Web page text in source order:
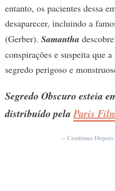
entanto, os pacientes dessa
desaparecer, incluindo a
(Gerber). Samantha
conspirações e suspeita que
segredo perigoso e
Segredo Obscuro esteia
distribuído pelaParis
– Continua